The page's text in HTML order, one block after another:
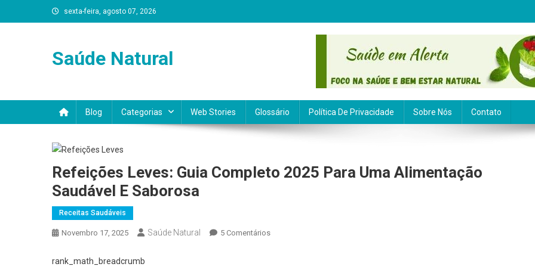
to
sexta-feira, agosto 07, 2026
Saúde Natural
Blog Categorias Web Stories Glossário Política De Privacidade Sobre Nós Contato
Refeições Leves: Guia Completo 2025 Para Uma Alimentação
Saudável E Saborosa
Receitas Saudáveis
Novembro 17, 2025 Saúde Natural 5 ComentáriosEm
rank_math_breadcrumb